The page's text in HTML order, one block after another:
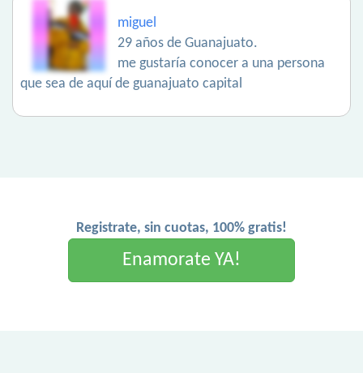
miguel
29 años de Guanajuato.
me gustaría conocer a una persona
que sea de aquí de guanajuato capital
Registrate, sin cuotas, 100% gratis!
Enamorate YA!